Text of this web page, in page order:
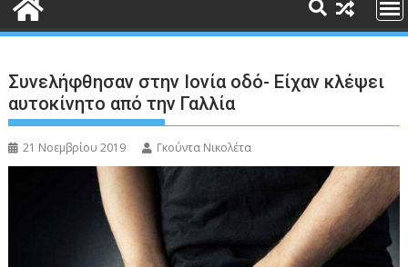
Συνελήφθησαν στην Ιονία οδό- Είχαν κλέψει
αυτοκίνητο από την Γαλλία
21 Νοεμβρίου 2019 Γκούντα Νικολέτα